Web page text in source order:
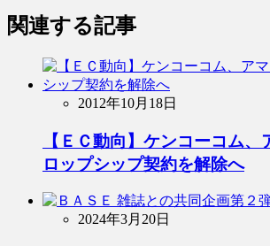
関連する記事
2012年10月18日
【ＥＣ動向】ケンコーコム、
ロップシップ契約を解除へ
2024年3月20日